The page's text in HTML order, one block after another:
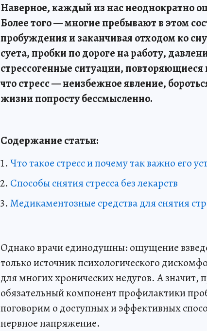
Наверное, каждый из нас неоднократно
Более того — многие пребывают в этом
пробуждения и заканчивая отходом ко
суета, пробки по дороге на работу,
стрессогенные ситуации, повторяющиеся
что стресс — неизбежное явление,
жизни попросту бессмысленно.
Содержание статьи:
Что такое стресс и почему так важно его
Способы снятия стресса без лекарств
Медикаментозные средства для снятия
Однако врачи единодушны: ощущение
только источник психологического
для многих хронических недугов. А значит,
обязательный компонент профилактики
поговорим о доступных и эффективных
нервное напряжение.